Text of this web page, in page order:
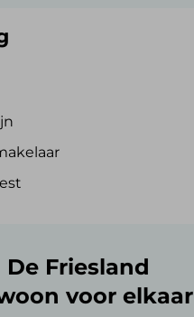
De Friesland
voor elkaar